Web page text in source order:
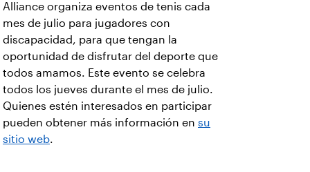
Alliance organiza eventos de tenis cada
mes de julio para jugadores con
discapacidad, para que tengan la
oportunidad de disfrutar del deporte que
todos amamos. Este evento se celebra
todos los jueves durante el mes de julio.
Quienes estén interesados en participar
pueden obtener más información en su
sitio web.